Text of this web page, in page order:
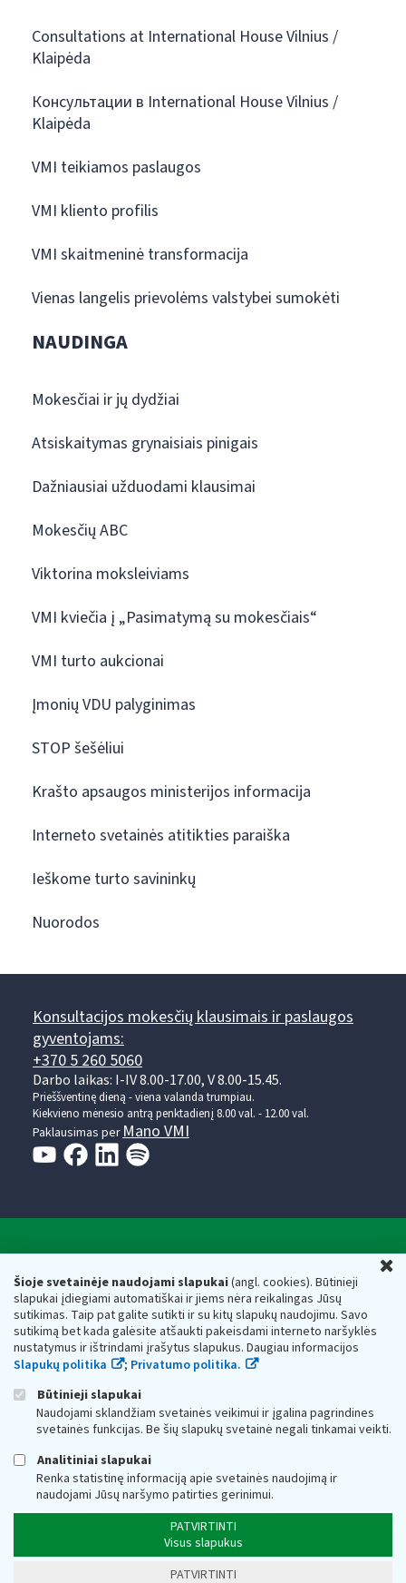
Šioje svetainėje naudojami slapukai(angl. cookies). Būtinieji
slapukai įdiegiami automatiškai ir jiems nėra reikalingas Jūsų
sutikimas. Taip pat galite sutikti ir su kitų slapukų naudojimu. Savo
sutikimą bet kada galėsite atšaukti pakeisdami interneto naršyklės
nustatymus ir ištrindami įrašytus slapukus. Daugiau informacijos
Slapukų politika
; Privatumo politika.
Būtinieji slapukai
Naudojami sklandžiam svetainės veikimui ir įgalina pagrindines
svetainės funkcijas. Be šių slapukų svetainė negali tinkamai veikti.
Analitiniai slapukai
Renka statistinę informaciją apie svetainės naudojimą ir
naudojami Jūsų naršymo patirties gerinimui.
PATVIRTINTI
Visus slapukus
PATVIRTINTI
Consultations at International House Vilnius /
Klaipėda
Консультации в International House Vilnius /
Klaipėda
VMI teikiamos paslaugos
VMI kliento profilis
VMI skaitmeninė transformacija
Vienas langelis prievolėms valstybei sumokėti
NAUDINGA
Mokesčiai ir jų dydžiai
Atsiskaitymas grynaisiais pinigais
Dažniausiai užduodami klausimai
Mokesčių ABC
Viktorina moksleiviams
VMI kviečia į „Pasimatymą su mokesčiais“
VMI turto aukcionai
Įmonių VDU palyginimas
STOP šešėliui
Krašto apsaugos ministerijos informacija
Interneto svetainės atitikties paraiška
Ieškome turto savininkų
Nuorodos
Konsultacijos mokesčių klausimais ir paslaugos
gyventojams:
+370 5 260 5060
Darbo laikas: I-IV 8.00-17.00, V 8.00-15.45.
Prieššventinę dieną - viena valanda trumpiau.
Kiekvieno mėnesio antrą penktadienį 8.00 val. - 12.00 val.
Paklausimas per Mano VMI
Respublikos finansų ministerijos
Biudžetinė įstaiga. Juridinio asmens kodas — 188659752,
adresas: Vasario 16-osios g. 14, 01107 Vilnius, Lietuva, el.paštas:
vmi@vmi.lt, E. pristatymo dėžutės adresas 188659752
Duomenys apie Valstybinę mokesčių inspekciją prie Lietuvos
Respublikos finansų ministerijos kaupiami ir saugomi Juridinių